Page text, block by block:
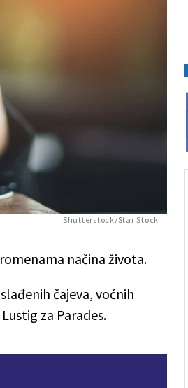
Shutterstock/Star Stock
načina života.
čajeva, voćnih
za Parades.